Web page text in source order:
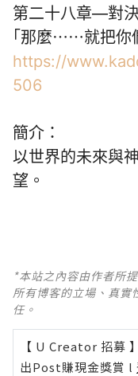
第二十八章—對決
｢那麼⋯⋯就把你
https://
506
簡介：
以世界的未來與
望。
*本站之內容由作者所
所有博客的立場、真實
任。
【 U Creator 招募 】
出Post賺現金獎賞 l